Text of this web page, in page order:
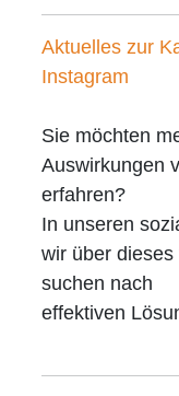
Aktuelles zur
Instagram
Sie möchten
Auswirkungen
erfahren?
In unseren
wir über
suchen nach
effektiven